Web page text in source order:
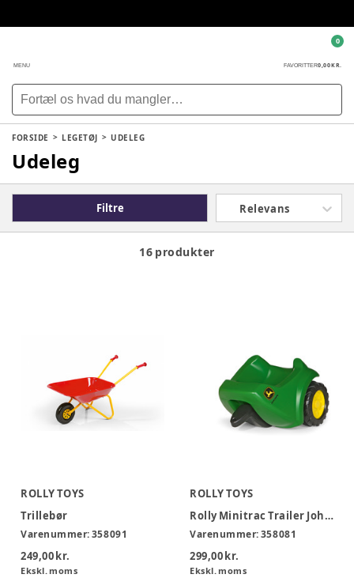
MENU FAVORITTER0,00 KR.
0
FORSIDE LEGETØJ UDELEG
Udeleg
Filtre Relevans
16 produkter
ROLLY TOYS
Trillebør
Varenummer:358091
249,00 kr.
Ekskl. moms
ROLLY TOYS
Rolly Minitrac Trailer John Deere
Varenummer:358081
299,00 kr.
Ekskl. moms